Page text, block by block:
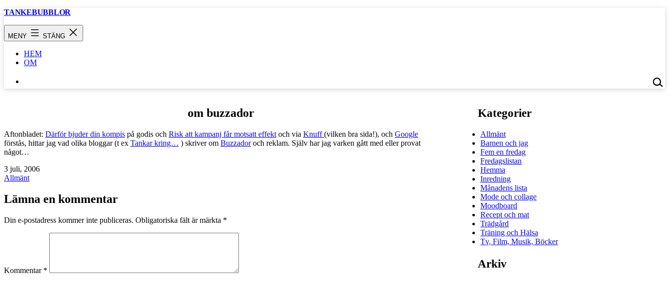
Hoppa
TANKEBUBBLOR
MENY STÄNG
HEM
OM
…
om buzzador
Aftonbladet: Därför bjuder din kompis på godis och Risk att kampanj får motsatt effekt och via Knuff(vilken bra sida!), och Google
förstås, hittar jag vad olika bloggar (t ex Tankar kring… ) skriver om Buzzadoroch reklam. Själv har jag varken gått med eller provat
något…
Publicerat
den
3 juli, 2006
Kategoriserat
Allmänt
Lämna en kommentar
Din e-postadress kommer inte publiceras. Obligatoriska fält är märkta *
Kommentar *
Kategorier
Allmänt
Barnen och jag
Fem en fredag
Fredagslistan
Hemma
Inredning
Månadens lista
Mode och collage
Moodboard
Recept och mat
Trädgård
Träning och Hälsa
Tv, Film, Musik, Böcker
Arkiv